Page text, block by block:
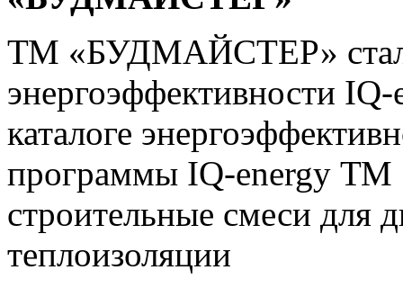
ТМ «БУДМАЙСТЕР»
энергоэффективности IQ-
каталоге
программы IQ-energy
строительные смеси для
теплоизоляции